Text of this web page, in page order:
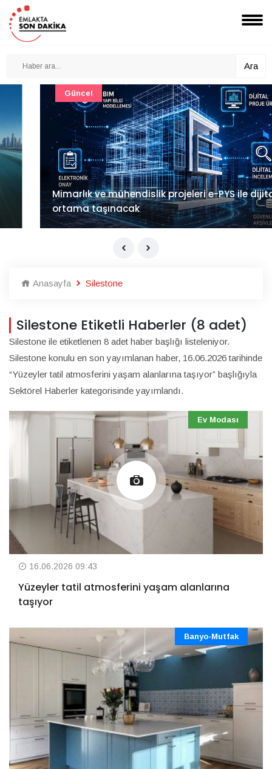
Ara
Mimarlık ve mühendislik projeleri e-PYS ile dijital
ortama taşınacak
Anasayfa Silestone
Silestone Etiketli Haberler (8 adet)
Silestone ile etiketlenen 8 adet haber başlığı listeleniyor.
Silestone konulu en son yayımlanan haber, 16.06.2026 tarihinde
“Yüzeyler tatil atmosferini yaşam alanlarına taşıyor” başlığıyla
Sektörel Haberler kategorisinde yayımlandı.
Ev Modası
16.06.2026 09:43
Yüzeyler tatil atmosferini yaşam alanlarına
taşıyor
Banyo-Mutfak